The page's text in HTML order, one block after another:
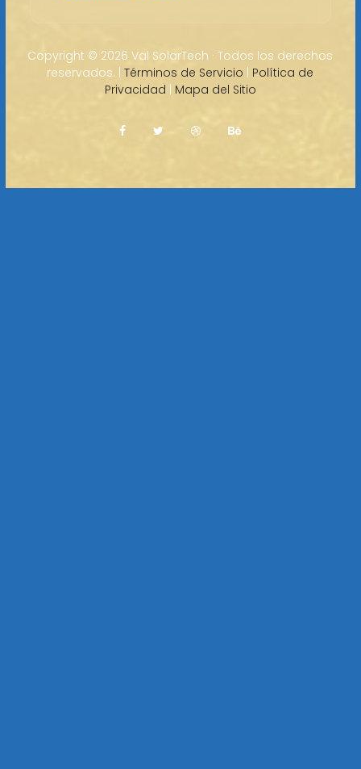
Copyright © 2026 Val SolarTech · Todos los derechos
reservados. |Términos de Servicio | Política de
Privacidad | Mapa del Sitio